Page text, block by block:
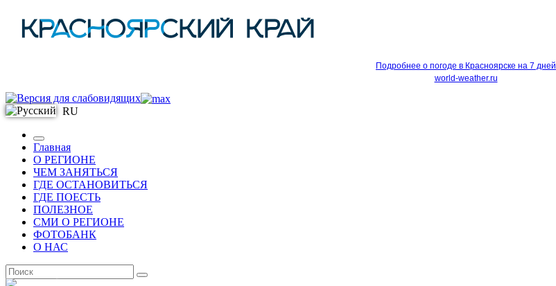
Подробнее о погоде в Красноярске на 7 дней
world-weather.ru
RU
Главная
О РЕГИОНЕ
ЧЕМ ЗАНЯТЬСЯ
ГДЕ ОСТАНОВИТЬСЯ
ГДЕ ПОЕСТЬ
ПОЛЕЗНОЕ
СМИ О РЕГИОНЕ
ФОТОБАНК
О НАС